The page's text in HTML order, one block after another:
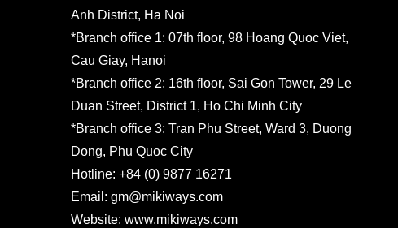
Anh District, Ha Noi
*Branch office 1: 07th floor, 98 Hoang Quoc Viet,
Cau Giay, Hanoi
*Branch office 2: 16th floor, Sai Gon Tower, 29 Le
Duan Street, District 1, Ho Chi Minh City
*Branch office 3: Tran Phu Street, Ward 3, Duong
Dong, Phu Quoc City
Hotline: +84 (0) 9877 16271
Email: gm@mikiways.com
Website: www.mikiways.com